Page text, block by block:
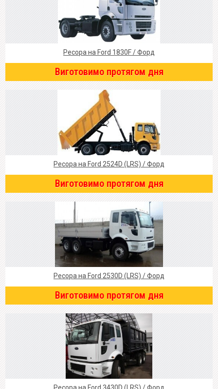
Ресора на Ford 1830F / Форд
Виготовимо протягом дня
Ресора на Ford 2524D (LRS) / Форд
Виготовимо протягом дня
Ресора на Ford 2530D (LRS) / Форд
Виготовимо протягом дня